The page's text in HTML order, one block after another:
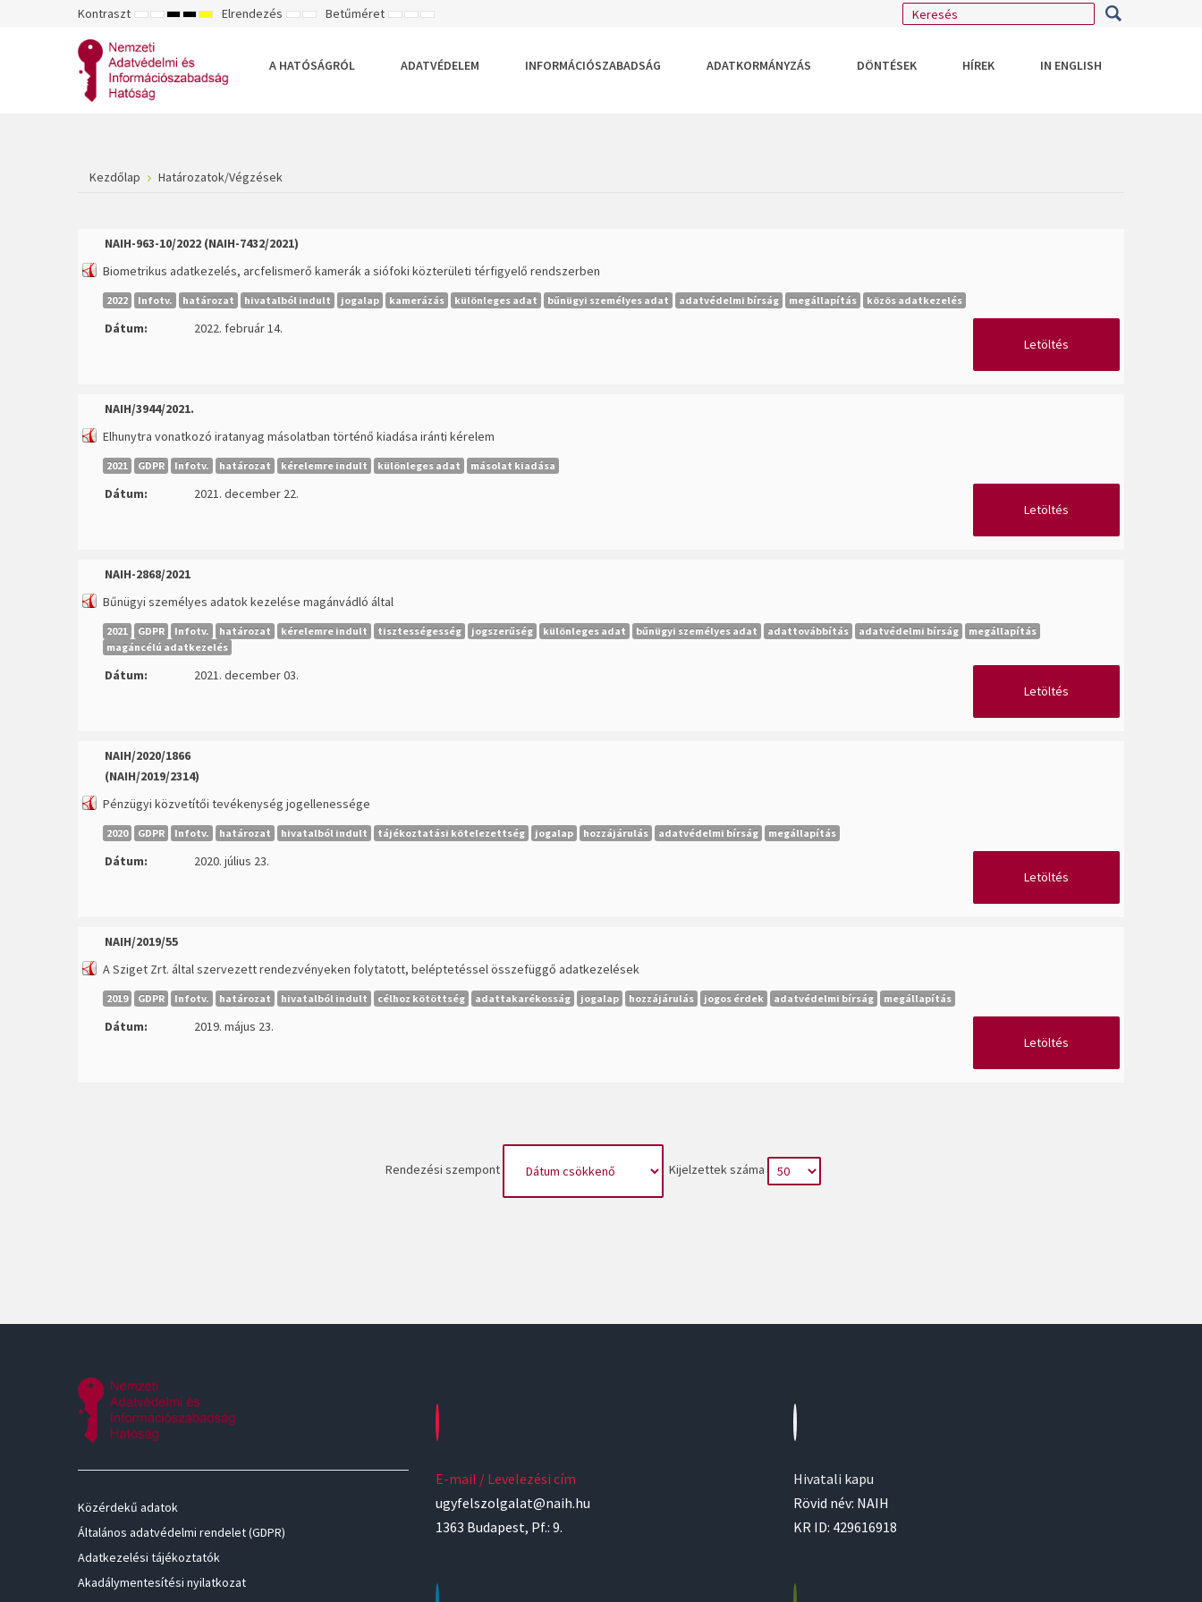
Kontraszt ALAPÉRTELMEZETT
ÉJSZAKAI
NAGY
FEHÉR
MÓD
NAGY
SÁRGA
MÓD
NAGY
MÓD
Elrendezés RÖGZÍTETT
SZÉLES
Betűméret KISEBB
ALAPÉRTELMEZETT
NAGYOBB
A HATÓSÁGRÓL
ADATVÉDELEM INFORMÁCIÓSZABADSÁG ADATKORMÁNYZÁS DÖNTÉSEK HÍREK IN ENGLISH
Kezdőlap Határozatok/Végzések
NAIH-963-10/2022 (NAIH-7432/2021)
Biometrikus adatkezelés, arcfelismerő kamerák a siófoki közterületi térfigyelő rendszerben
2022 Infotv. határozat hivatalból indult jogalap kamerázás különleges adat bűnügyi személyes adat adatvédelmi bírság megállapítás közös adatkezelés
Dátum:
2022. február 14.
Letöltés
NAIH/3944/2021.
Elhunytra vonatkozó iratanyag másolatban történő kiadása iránti kérelem
2021 GDPR Infotv. határozat kérelemre indult különleges adat másolat kiadása
Dátum:
2021. december 22.
Letöltés
NAIH-2868/2021
Bűnügyi személyes adatok kezelése magánvádló által
2021 GDPR Infotv. határozat kérelemre indult tisztességesség jogszerűség különleges adat bűnügyi személyes adat adattovábbítás adatvédelmi bírság
megállapítás
magáncélú adatkezelés
Dátum:
2021. december 03.
Letöltés
NAIH/2020/1866
(NAIH/2019/2314)
Pénzügyi közvetítői tevékenység jogellenessége
2020 GDPR Infotv. határozat hivatalból indult tájékoztatási kötelezettség jogalap hozzájárulás adatvédelmi bírság megállapítás
Dátum:
2020. július 23.
Letöltés
NAIH/2019/55
A Sziget Zrt. által szervezett rendezvényeken folytatott, beléptetéssel összefüggő adatkezelések
2019 GDPR Infotv. határozat hivatalból indult célhoz kötöttség adattakarékosság jogalap hozzájárulás jogos érdek adatvédelmi bírság megállapítás
Dátum:
2019. május 23.
Letöltés
Rendezési szempont Kijelzettek száma
Közérdekű adatok
Általános adatvédelmi rendelet (GDPR)
Adatkezelési tájékoztatók
Akadálymentesítési nyilatkozat
E-mail / Levelezési cím
ugyfelszolgalat@naih.hu
1363 Budapest, Pf.: 9.
Hivatali kapu
Rövid név: NAIH
KR ID: 429616918